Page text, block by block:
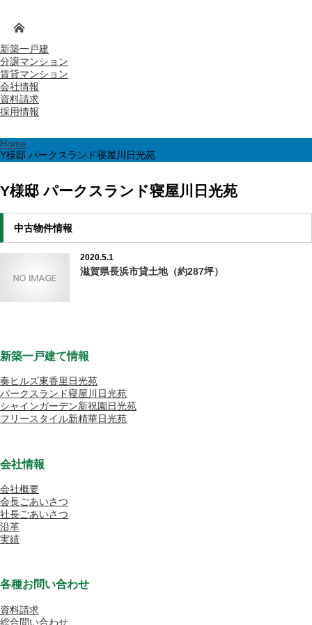
新築一戸建
分譲マンション
賃貸マンション
会社情報
資料請求
採用情報
Home
Y様邸 パークスランド寝屋川日光苑
Y様邸 パークスランド寝屋川日光苑
中古物件情報
2020.5.1
滋賀県長浜市貸土地（約287坪）
新築一戸建て情報
奏ヒルズ東香里日光苑
パークスランド寝屋川日光苑
シャインガーデン新祝園日光苑
フリースタイル新精華日光苑
会社情報
会社概要
会長ごあいさつ
社長ごあいさつ
沿革
実績
各種お問い合わせ
資料請求
総合問い合わせ